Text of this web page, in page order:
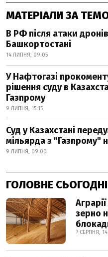
МАТЕРІАЛИ ЗА
В РФ після атаки
Башкортостані
14 ЛИПНЯ, 09:05
У Нафтогазі
рішення суду в
Газпрому
9 ЛИПНЯ, 15:15
Суд у Казахстані
мільярда з "Газпрому"
9 ЛИПНЯ, 09:00
ГОЛОВНЕ СЬОГОДНІ
зерно
7 СЕРПНЯ,